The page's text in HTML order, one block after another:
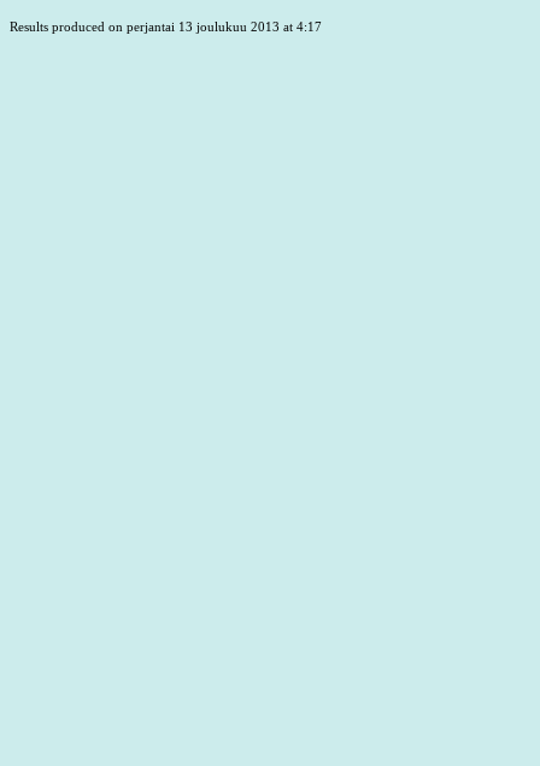
Results produced on perjantai 13 joulukuu 2013 at 4:17